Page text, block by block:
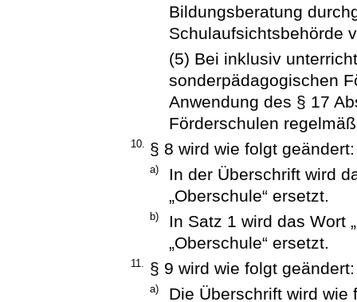
Bildungsberatung
Schulaufsichtsbehörde
(5) Bei inklusiv
sonderpädagogischen
Anwendung des § 17
Förderschulen
10. § 8 wird wie folgt geändert:
a)
In der Überschrift wird
„Oberschule“ ersetzt.
b)
In Satz 1 wird das Wort
„Oberschule“ ersetzt.
11. § 9 wird wie folgt geändert:
a) Die Überschrift wird wie